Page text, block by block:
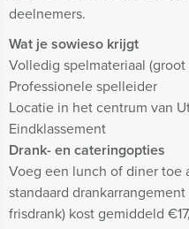
deelnemers.
Wat je sowieso krijgt
Volledig spelmateriaal (groot
Professionele spelleider
Locatie in het centrum van
Eindklassement
Drank- en cateringopties
Voeg een lunch of diner toe
standaard
frisdrank) kost gemiddeld